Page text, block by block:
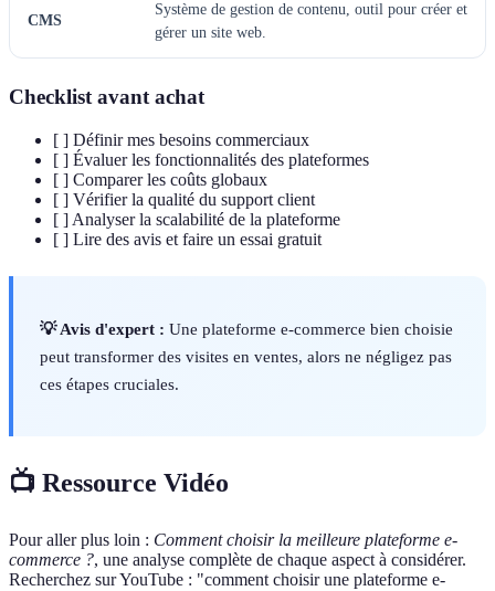
CMS
Système de gestion de contenu, outil pour créer et
gérer un site web.
Checklist avant achat
[ ] Définir mes besoins commerciaux
[ ] Évaluer les fonctionnalités des plateformes
[ ] Comparer les coûts globaux
[ ] Vérifier la qualité du support client
[ ] Analyser la scalabilité de la plateforme
[ ] Lire des avis et faire un essai gratuit
💡 Avis d'expert : Une plateforme e-commerce bien choisie
peut transformer des visites en ventes, alors ne négligez pas
ces étapes cruciales.
📺 Ressource Vidéo
Pour aller plus loin : Comment choisir la meilleure plateforme e-
commerce ?, une analyse complète de chaque aspect à considérer.
Recherchez sur YouTube : "comment choisir une plateforme e-